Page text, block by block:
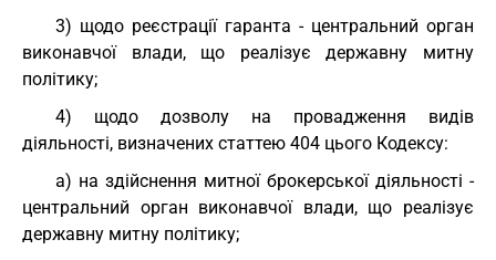
3) щодо реєстрації гаранта - центральний орган
виконавчої влади, що реалізує державну митну
політику;
4) щодо дозволу на провадження видів
діяльності, визначених статтею 404 цього Кодексу:
а) на здійснення митної брокерської діяльності -
центральний орган виконавчої влади, що реалізує
державну митну політику;